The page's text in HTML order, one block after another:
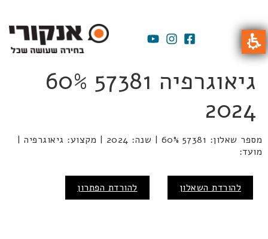
גיאוגרפיה 57381 60%
2024
מספר שאלון: 57381 60% | שנה: 2024 | מקצוע: גיאוגרפיה |
מועד:
להורדת השאלון להורדת הפתרון